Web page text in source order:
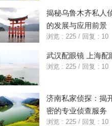
揭秘乌鲁木齐私人
的发展与应用前景
浏览 : 225 / 回复 : 10
武汉配眼镜 上海配
浏览 : 225 / 回复 : 10
济南私家侦探：揭
密的专业侦查服务
浏览 : 225 / 回复 : 10